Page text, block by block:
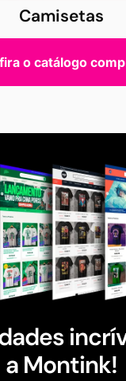
Camisetas
o catálogo
a Montink!